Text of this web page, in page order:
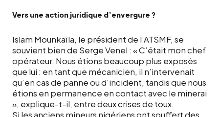
Vers une action juridique d’envergure ?
Islam Mounkaïla, le président de l’ATSMF, se
souvient bien de Serge Venel : « C’était mon chef
opérateur. Nous étions beaucoup plus exposés
que lui : en tant que mécanicien, il n’intervenait
qu’en cas de panne ou d’incident, tandis que nous
étions en permanence en contact avec le minerai
», explique-t-il, entre deux crises de toux.
Si les anciens mineurs nigériens ont souffert des